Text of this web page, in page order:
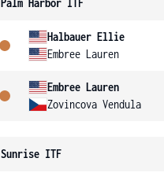
Palm Harbor ITF
Halbauer Ellie
Embree Lauren
Embree Lauren
Zovincova Vendula
Sunrise ITF